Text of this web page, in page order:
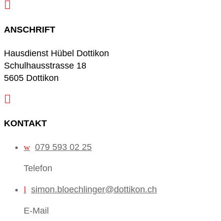

ANSCHRIFT
Hausdienst Hübel Dottikon
Schulhausstrasse 18
5605 Dottikon

KONTAKT
w 079 593 02 25
Telefon
l simon.bloechlinger@dottikon.ch
E-Mail